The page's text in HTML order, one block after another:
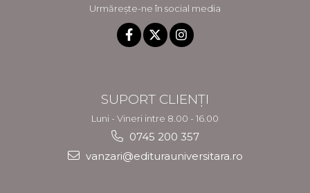
Urmărește-ne în social media
SUPORT CLIENȚI
Luni - Vineri intre 8.00 - 16.00
0745 200 357
vanzari@editurauniversitara.ro